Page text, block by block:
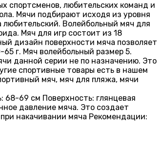
спортсменов, любительских команд и
Мячи подбирают исходя из уровня
Волейбольный мяч для
Мяч для игр состоит из 18
дизайн поверхности мяча позволяет
г. Мяч волейбольный размер 5.
данной серии не по назначению. Это
спортивные товары есть в нашем
мяч, мяч для пляжа, мячи
68-69 см Поверхность: глянцевая
давление мяча. Это создает
накачивании мяча Рекомендации: